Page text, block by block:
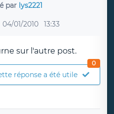
par lys2221
04/01/2010 13:33
sur l'autre post.
réponse a été utile
0